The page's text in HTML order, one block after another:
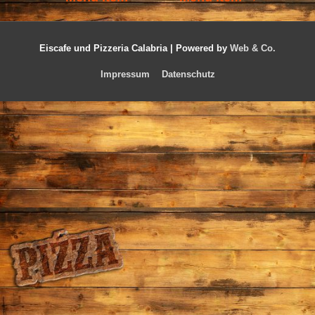
Eiscafe und Pizzeria Calabria | Powered by Web & Co.
Impressum Datenschutz